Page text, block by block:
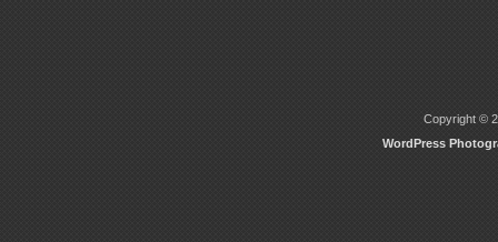
Copyright ©
WordPress